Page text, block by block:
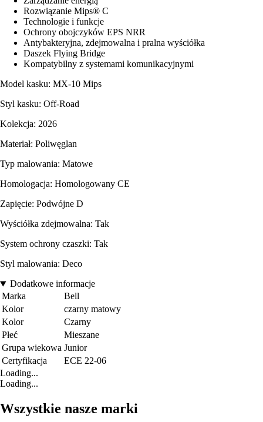
Rozwiązanie Mips® C
Technologie i funkcje
Ochrony obojczyków EPS NRR
Antybakteryjna, zdejmowalna i pralna wyściółka
Daszek Flying Bridge
Kompatybilny z systemami komunikacyjnymi
Model kasku: MX-10 Mips
Styl kasku: Off-Road
Kolekcja: 2026
Materiał: Poliwęglan
Typ malowania: Matowe
Homologacja: Homologowany CE
Zapięcie: Podwójne D
Wyściółka zdejmowalna: Tak
System ochrony czaszki: Tak
Styl malowania: Deco
Dodatkowe informacje
Marka
Bell
Kolor
czarny matowy
Kolor
Czarny
Płeć
Mieszane
Grupa wiekowa Junior
Certyfikacja
ECE 22-06
Loading...
Loading...
Wszystkie nasze marki